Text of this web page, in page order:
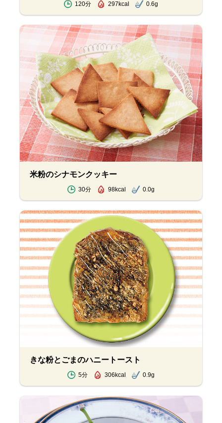
120分 297kcal 0.6g
米粉のシナモンクッキー
30分 98kcal 0.0g
きな粉とごまのハニートースト
5分 306kcal 0.9g